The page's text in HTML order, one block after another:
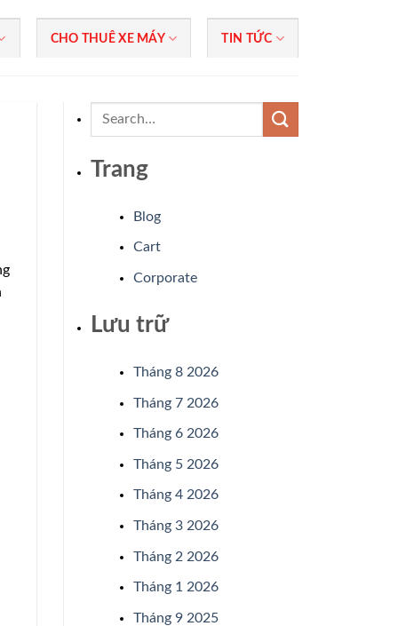
CHO THUÊ XE MÁY TIN TỨC
Trang
Blog
Cart
Corporate
Lưu trữ
Tháng 8 2026
Tháng 7 2026
Tháng 6 2026
Tháng 5 2026
Tháng 4 2026
Tháng 3 2026
Tháng 2 2026
Tháng 1 2026
Tháng 9 2025